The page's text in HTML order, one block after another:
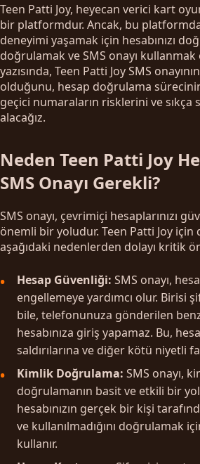
Teen Patti Joy, heyecan verici kart
bir platformdur. Ancak, bu
deneyimi yaşamak için hesabınızı
doğrulamak ve SMS onayı
yazısında, Teen Patti Joy SMS
olduğunu, hesap doğrulama
geçici numaraların risklerini ve sıkça
alacağız.
Neden Teen Patti Joy
SMS Onayı Gerekli?
SMS onayı, çevrimiçi hesaplarınızı
önemli bir yoludur. Teen Patti Joy için
aşağıdaki nedenlerden dolayı kritik
Hesap Güvenliği: SMS onayı,
engellemeye yardımcı olur. Birisi
bile, telefonunuza gönderilen
hesabınıza giriş yapamaz. Bu,
saldırılarına ve diğer kötü niyetli
Kimlik Doğrulama: SMS onayı,
doğrulamanın basit ve etkili bir
hesabınızın gerçek bir kişi
ve kullanılmadığını doğrulamak
kullanır.